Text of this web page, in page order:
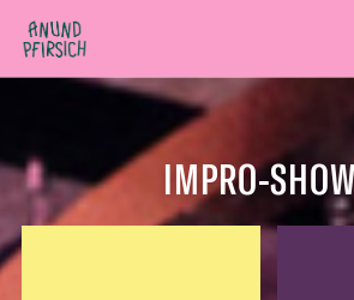
Zum Inhalt springen
IMPRO-